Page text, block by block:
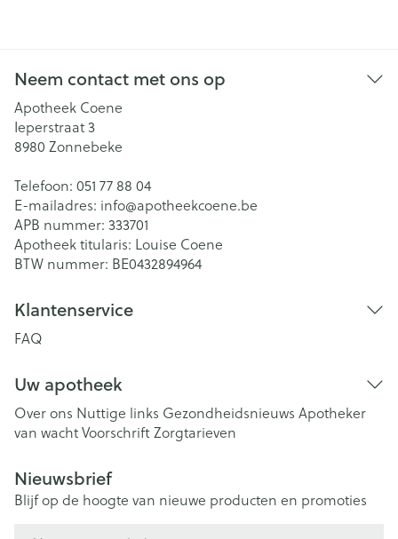
Neem contact met ons op
Apotheek Coene
Ieperstraat 3
8980 Zonnebeke
Telefoon: 051 77 88 04
E-mailadres: info@apotheekcoene.be
APB nummer: 333701
Apotheek titularis: Louise Coene
BTW nummer: BE0432894964
Klantenservice
FAQ
Uw apotheek
Over ons Nuttige links Gezondheidsnieuws Apotheker
van wachtVoorschriftZorgtarieven
Nieuwsbrief
Blijf op de hoogte van nieuwe producten en promoties